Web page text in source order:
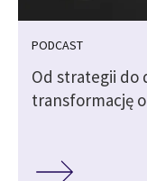
PODCAST
Od strategii do
transformację